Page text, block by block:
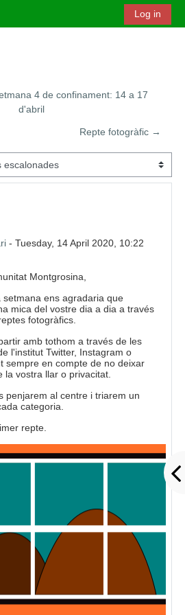
Log in
4 de confinament: 14 a 17
d'abril
Repte fotogràfic →
-Tuesday, 14 April 2020, 10:22
Montgrosina,
setmana ens agradaria que
mica del vostre dia a dia a través
fotogràfics.
amb tothom a través de les
l'institut Twitter, Instagram o
sempre en compte de no deixar
la vostra llar o privacitat.
penjarem al centre i triarem un
categoria.
repte.